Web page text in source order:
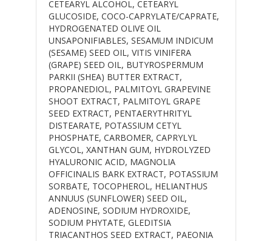
CETEARYL ALCOHOL, CETEARYL
GLUCOSIDE, COCO-CAPRYLATE/CAPRATE,
HYDROGENATED OLIVE OIL
UNSAPONIFIABLES, SESAMUM INDICUM
(SESAME) SEED OIL, VITIS VINIFERA
(GRAPE) SEED OIL, BUTYROSPERMUM
PARKII (SHEA) BUTTER EXTRACT,
PROPANEDIOL, PALMITOYL GRAPEVINE
SHOOT EXTRACT, PALMITOYL GRAPE
SEED EXTRACT, PENTAERYTHRITYL
DISTEARATE, POTASSIUM CETYL
PHOSPHATE, CARBOMER, CAPRYLYL
GLYCOL, XANTHAN GUM, HYDROLYZED
HYALURONIC ACID, MAGNOLIA
OFFICINALIS BARK EXTRACT, POTASSIUM
SORBATE, TOCOPHEROL, HELIANTHUS
ANNUUS (SUNFLOWER) SEED OIL,
ADENOSINE, SODIUM HYDROXIDE,
SODIUM PHYTATE, GLEDITSIA
TRIACANTHOS SEED EXTRACT, PAEONIA